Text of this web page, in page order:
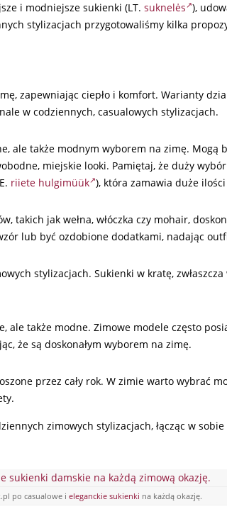
i modniejsze sukienki (LT. suknelės ),
stylizacjach przygotowaliśmy kilka
zapewniając ciepło i komfort. Warianty
w codziennych, casualowych stylizacjach.
ale także modnym wyborem na zimę. Mogą
miejskie looki. Pamiętaj, że duży
riiete hulgimüük ), która zamawia duże
takich jak wełna, włóczka czy mohair,
lub być ozdobione dodatkami, nadając
stylizacjach. Sukienki w kratę,
ale także modne. Zimowe modele często
że są doskonałym wyborem na zimę.
przez cały rok. W zimie warto wybrać
zimowych stylizacjach, łącząc w
po casualowe i eleganckie sukienki na każdą okazję.